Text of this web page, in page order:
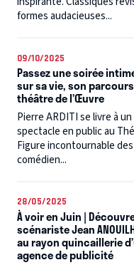
formes audacieuses...
09/10/2025
Passez une soirée
sur sa vie, son
théâtre de l’Œuvre
Pierre ARDITI se livre à
spectacle en public au
Figure incontournable
comédien...
28/05/2025
À voir en Juin |
scénariste Jean
au rayon quincaillerie
agence de publicité